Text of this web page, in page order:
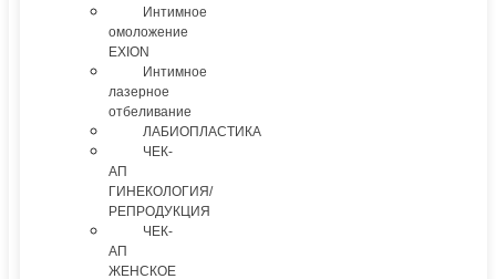
Интимное
омоложение
EXION
Интимное
лазерное
отбеливание
ЛАБИОПЛАСТИКА
ЧЕК-
АП
ГИНЕКОЛОГИЯ/
РЕПРОДУКЦИЯ
ЧЕК-
АП
ЖЕНСКОЕ